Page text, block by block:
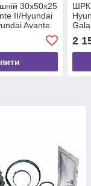
30x50x25
II/Hyundai
Avante
2